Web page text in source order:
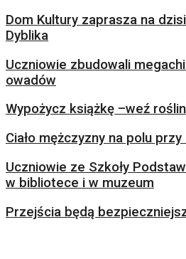
Dom Kultury zaprasza na
Dyblika
Uczniowie zbudowali
owadów
Wypożycz książkę –weź
Ciało mężczyzny na polu
Uczniowie ze Szkoły
w bibliotece i w muzeum
Przejścia będą